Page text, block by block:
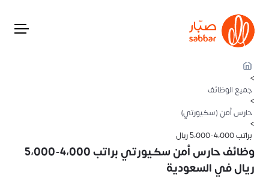
>
جميع الوظائف
>
حارس أمن (سكيورتي)
>
براتب 4،000-5،000 ريال
وظائف حارس أمن سكيورتي براتب 4،000-5،000
ريال في السعودية